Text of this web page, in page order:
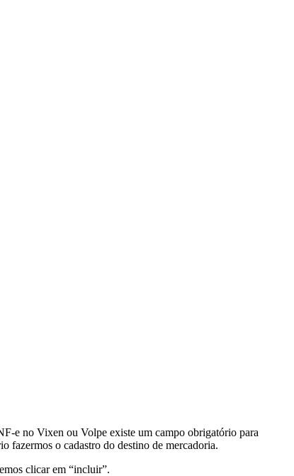
e no Vixen ou Volpe existe um campo obrigatório para
fazermos o cadastro do destino de mercadoria.
clicar em “incluir”.